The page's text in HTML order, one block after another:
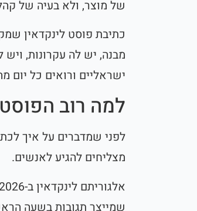
של מוצר, ולא בעיה של
מבנה, יש לה עקרונות,
ישראליים ורואים כל יום
למה רוב
לפני שמדברים על איך
מצליחים להגיע לאנשים.